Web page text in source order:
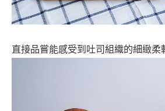
直接品嘗能感受到吐司組織的細緻柔